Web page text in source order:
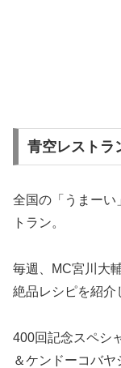
青空レストラ
全国の「うまー
トラン。
毎週、MC宮川大
絶品レシピを紹
400回記念スペシ
＆ケンドーコバ